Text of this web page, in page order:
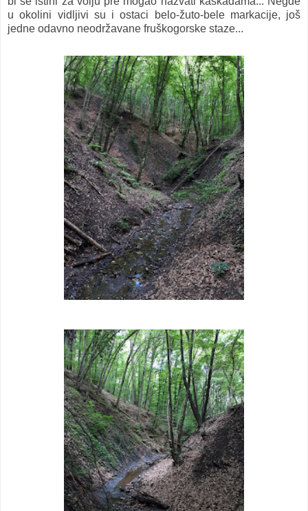
u okolini vidljivi su i ostaci belo-žuto-bele markacije, još
jedne odavno neodržavane fruškogorske staze...